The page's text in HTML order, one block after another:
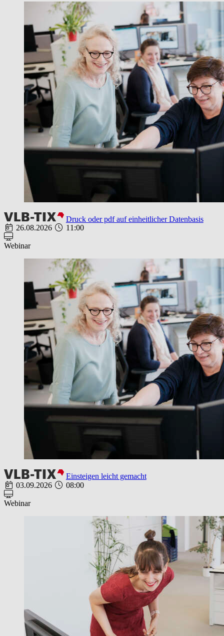
Druck oder pdf auf einheitlicher Datenbasis
26.08.2026
11:00
Webinar
Einsteigen leicht gemacht
03.09.2026
08:00
Webinar